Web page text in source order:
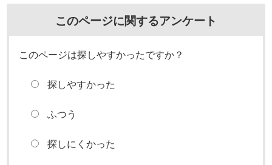
このページに関するアンケート
このページは探しやすかったですか？
探しやすかった
ふつう
探しにくかった